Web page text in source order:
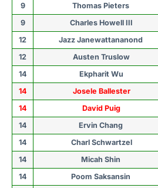
9
Thomas Pieters
9
Charles Howell III
12
Jazz Janewattananond
12
Austen Truslow
14
Ekpharit Wu
14
Josele Ballester
14
David Puig
14
Ervin Chang
14
Charl Schwartzel
14
Micah Shin
14
Poom Saksansin